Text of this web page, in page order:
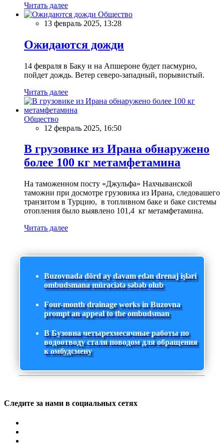
Читать далее
Общество
13 февраль 2025, 13:28
Ожидаются дожди
14 февраля в Баку и на Апшероне будет пасмурно,
пойдет дождь. Ветер северо-западный, порывистый.
Читать далее
Общество
12 февраль 2025, 16:50
В грузовике из Ирана обнаружено
более 100 кг метамфетамина
На таможенном посту «Джульфа» Нахчыванской
таможни при досмотре грузовика из Ирана, следовашего
транзитом в Турцию, в топливном баке и баке системы
отопления было выявлено 101,4 кг метамфетамина.
Читать далее
Buzovnada dörd ay davam edən drenaj işləri
ombudsmana müraciətə səbəb olub
Four-month drainage works in Buzovna
prompt an appeal to the ombudsman
В Бузовна четырехмесячные работы по
водоотводу стали поводом для обращения
к омбудсмену
Следите за нами в социальных сетях